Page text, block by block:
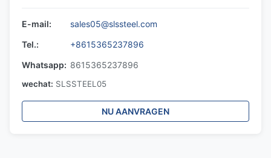
E-mail:
sales05@slssteel.com
Tel.:
+8615365237896
Whatsapp: 8615365237896
wechat: SLSSTEEL05
NU AANVRAGEN